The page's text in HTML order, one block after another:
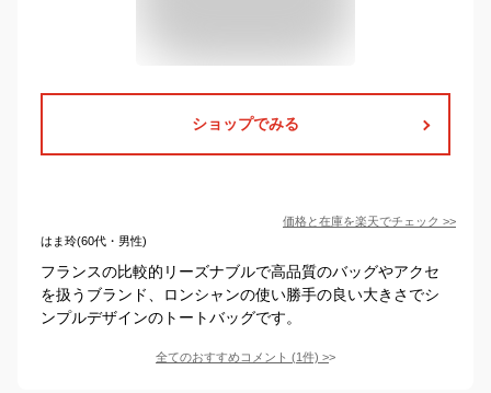
ショップでみる
価格と在庫を楽天でチェック >>
はま玲(60代・男性)
フランスの比較的リーズナブルで高品質のバッグやアクセ
を扱うブランド、ロンシャンの使い勝手の良い大きさでシ
ンプルデザインのトートバッグです。
全てのおすすめコメント (1件) >